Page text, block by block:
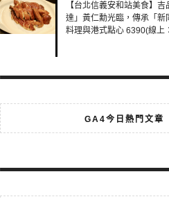
【台北信義安和站美食】
達」黃仁勳光臨，傳承「新
料理與港式點心 6390(線上
GA4今日熱門文章